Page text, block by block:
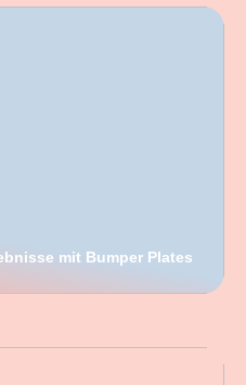
mit Bumper Plates